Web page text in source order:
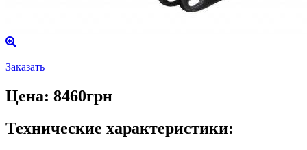
Заказать
Цена: 8460грн
Технические характеристики: